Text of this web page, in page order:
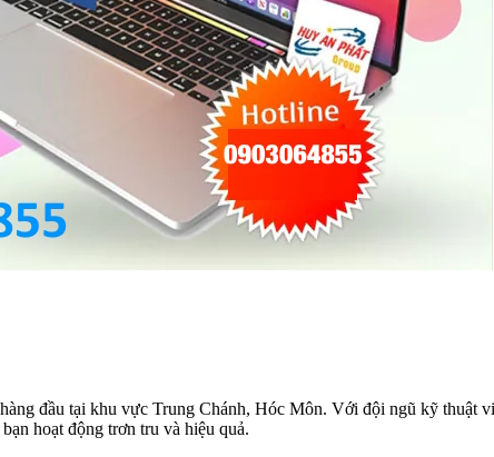
đầu tại khu vực Trung Chánh, Hóc Môn. Với đội ngũ kỹ thuật
hoạt động trơn tru và hiệu quả.